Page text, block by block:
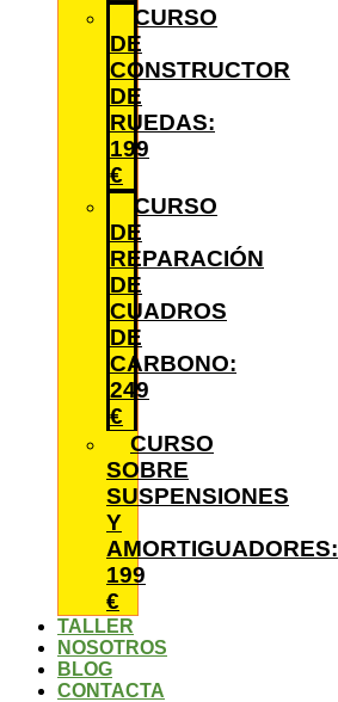
CURSO
DE
CONSTRUCTOR
DE
RUEDAS:
199
€
CURSO
DE
REPARACIÓN
DE
CUADROS
DE
CARBONO:
249
€
CURSO
SOBRE
SUSPENSIONES
Y
AMORTIGUADORES:
199
€
TALLER
NOSOTROS
BLOG
CONTACTA